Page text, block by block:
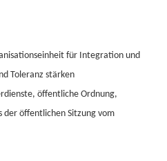
für Integration und
Toleranz stärken
öffentliche Ordnung,
der öffentlichen Sitzung vom